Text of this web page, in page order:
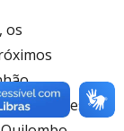
os
rupestres e